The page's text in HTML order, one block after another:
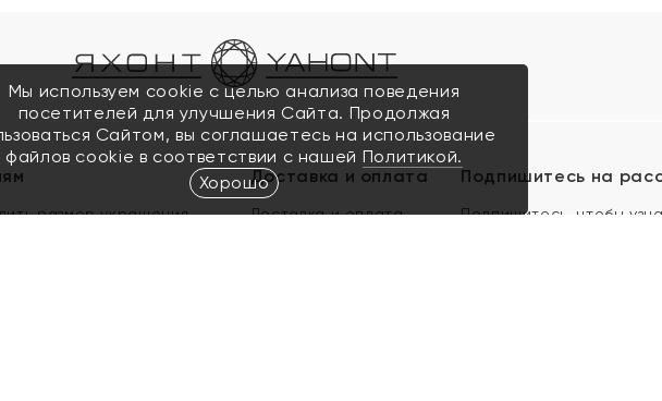
размер украшения
Доставка и оплата
Доставка и оплата
Подпишитесь на
Подпишитесь, чтобы
Мы используем cookie с целью анализа поведения
посетителей для улучшения Сайта. Продолжая
Сайтом, вы соглашаетесь на использование
файлов cookie в соответствии с нашей Политикой.
Хорошо